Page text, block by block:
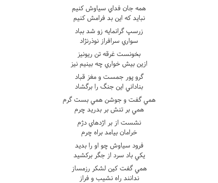
همه جان فداي سياوش کنيم
نبايد که اين بد فرامش کنيم
زرسپ گرانمايه زو شد بباد
سواري سرافراز نوذرنژاد
بخونست غرقه تن ريونيز
ازين بيش خواري چه بينيم نيز
گرو پور جمست و مغز قباد
بناداني اين جنگ را برگشاد
همي گفت و جوشن همي بست گرم
همي بر تنش بر بدريد چرم
نشست از بر اژدهاي دژم
خرامان بيامد براه چرم
فرود سياوش چو او را بديد
يکي باد سرد از جگر برکشيد
همي گفت کين لشکر رزمساز
ندانند راه نشيب و فراز